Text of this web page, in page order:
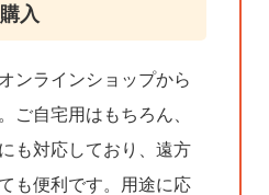
入
ンラインショップから
ご自宅用はもちろん、
も対応しており、遠方
も便利です。用途に応